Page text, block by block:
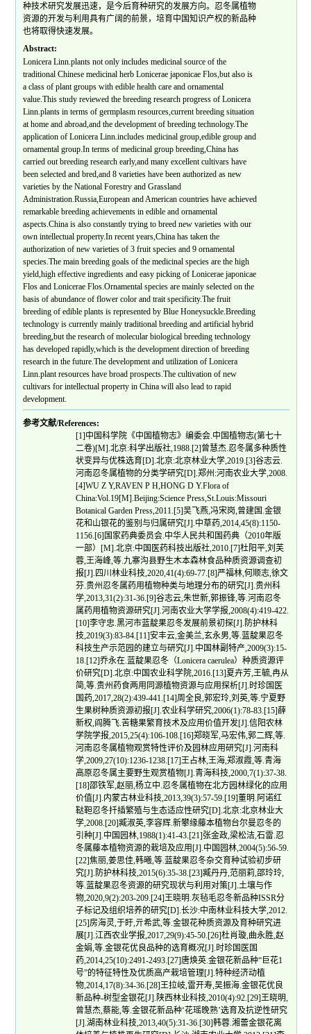
种技术研究发展迅速，是今后育种研究的发展方向。忍冬属植物
资源的开发与利用具有广阔的前景，培育中国知识产权的新品种
也将取得快速发展。
Abstract:
Lonicera Linn.plants not only includes medicinal source of the
traditional Chinese medicinal herb Lonicerae japonicae Flos,but also is
a class of plant groups with edible health care and ornamental
value.This study reviewed the breeding research progress of Lonicera
Linn.plants in terms of germplasm resources,current breeding situation
at home and abroad,and the development of breeding technology.The
application of Lonicera Linn.includes medicinal group,edible group and
ornamental group.In terms of medicinal group breeding,China has
carried out breeding research early,and many excellent cultivars have
been selected and bred,and 8 varieties have been authorized as new
varieties by the National Forestry and Grassland
Administration.Russia,European and American countries have achieved
remarkable breeding achievements in edible and ornamental
aspects.China is also constantly trying to breed new varieties with our
own intellectual property.In recent years,China has taken the
authorization of new varieties of 3 fruit species and 9 ornamental
species.The main breeding goals of the medicinal species are the high
yield,high effective ingredients and easy picking of Lonicerae japonicae
Flos and Lonicerae Flos.Ornamental species are mainly selected on the
basis of abundance of flower color and trait specificity.The fruit
breeding of edible plants is represented by Blue Honeysuckle.Breeding
technology is currently mainly traditional breeding and artificial hybrid
breeding,but the research of molecular biological breeding technology
has developed rapidly,which is the development direction of breeding
research in the future.The development and utilization of Lonicera
Linn.plant resources have broad prospects.The cultivation of new
cultivars for intellectual property in China will also lead to rapid
development.
参考文献/References:
[1]中国科学院《中国植物志》编委会.中国植物志(第七十
二卷)[M].北京:科学出版社,1988.[2]曾慧杰.忍冬属多种质性
状变异与优株选育[D].北京:北京林业大学,2019.[3]谷志云.
河南忍冬属植物的分类学研究[D].郑州:河南农业大学,2008.
[4]WU Z Y,RAVEN P H,HONG D Y.Flora of
China:Vol.19[M].Beijing:Science Press,St.Louis:Missouri
Botanical Garden Press,2011.[5]吴飞燕,冯宋岗,曾建国.金银
花和山银花的鉴别与归属研究[J].中草药,2014,45(8):1150-
1156.[6]国家药典委员会.中华人民共和国药典（2010年版
一部）[M].北京:中国医药科技出版社,2010.[7]杜阳平,刘芙
蓉,王海峰,等.九寨沟县野生木本森林食品种质资源调查初
报[J].四川林业科技,2020,41(4):69-77.[8]严福林,何顺志,徐文
芬.贵州忍冬属药用植物种类与地理分布的研究[J].贵州科
学,2013,31(2):31-36.[9]谷志云,朱世新,郭振锋,等.河南忍冬
属药用植物资源研究[J].河南农业大学学报,2008(4):419-422.
[10]李守忠.黑河市蓝靛果忍冬发展前景初探[J].防护林科
技,2019(3):83-84.[11]安丰云,金美兰,玄永男,等.蓝靛果忍冬
科技生产示范园的建立与研究[J].中国林副特产,2009(3):15-
18.[12]乔永在.蓝靛果忍冬（Lonicera caerulea）种质资源评
价研究[D].北京:中国农业科学院,2016.[13]夏卉芳,王毓,冉从
简,等.贵州药食两用同源植物资源与应用探析[J].时珍国医
国药,2017,28(2):439-441.[14]周全良,郭宏玲,刘英,等.宁夏野
生果树种质资源初报[J].农业科学研究,2006(1):78-83.[15]薛
新权,阎腾飞.苦糖果繁育技术及应用价值开发[J].信阳农林
学院学报,2015,25(4):106-108.[16]郑晓军,马宏伟,郭二辉,等.
河南忍冬属植物观赏特性评价及园林应用研究[J].河南科
学,2009,27(10):1236-1238.[17]王占林,王海,郑淑霞,等.青海
高原忍冬属主要野生观赏植物[J].青海科技,2000,7(1):37-38.
[18]邵铁军,赵丽,杨立中.忍冬属植物在北方园林绿化的应用
价值[J].内蒙古林业科技,2013,39(3):57-59.[19]董明.阿诺红
鞑靼忍冬扦插繁殖与生态适应性研究[D].北京:北京林业大
学,2008.[20]臧淑英,李容辉.新攀缘藤本植物台尔曼忍冬的
引种[J].中国园林,1988(1):41-43.[21]张金政,梁松洁,石雷.忍
冬属藤本植物资源的栽培及应用[J].中国园林,2004(5):56-59.
[22]焦丽,姜思佳,韩曦,等.蓝靛果忍冬杂交育种试验初步研
究[J].防护林科技,2015(6):35-38.[23]臧丹丹,范丽莉,邵玲玲,
等.蓝靛果忍冬资源的研究现状与利用对策[J].土壤与作
物,2020,9(2):203-209.[24]王晓明.灰毡毛忍冬新品种ISSR分
子标记及组织培养的研究[D].长沙:中南林业科技大学,2012.
[25]房海灵,于盱,亓希武,等.金银花种质资源及育种研究进
展[J].江西农业学报,2017,29(9):45-50.[26]杜肖璇,曲永胜,赵
金娟,等.金银花优良品种的选育概况[J].时珍国医国
药,2014,25(10):2491-2493.[27]唐焕英.金银花新品种“巨花1
号”的特征特性及优质高产栽培管理[J].特种经济动植
物,2014,17(8):34-36.[28]王拉岐,雷开寿,吴振海.金银花优良
新品种-树型金银花[J].陕西林业科技,2010(4):92.[29]王晓明,
曾慧杰,蔡能,等.金银花新品种‘花瑶晚熟’选育及抗逆性研究
[J].湖南林业科技,2013,40(5):31-36.[30]韩蓉.湘蕾金银花离